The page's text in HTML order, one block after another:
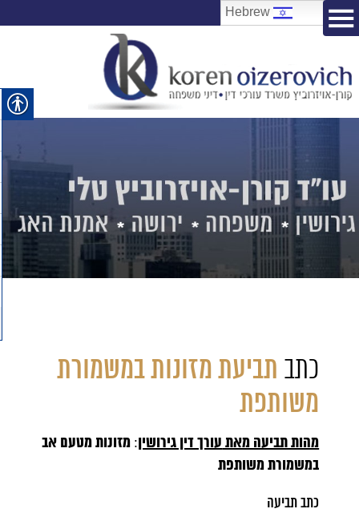
כתב תביעת מזונות במשמורת
משותפת
מהות תביעה מאתעורך דין גירושין: מזונותמטעם אב
במשמורת משותפת
כתב תביעה